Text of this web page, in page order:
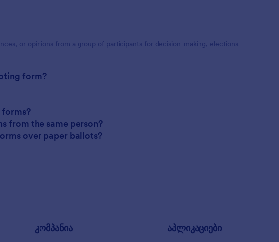
or opinions from a group of participants for decision-making, elections,
form?
from the same person?
over paper ballots?
კომპანია აპლიკაციები